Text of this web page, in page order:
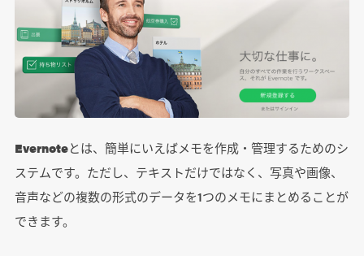
Evernoteとは、簡単にいえばメモを作成・管理するためのシ
ステムです。ただし、テキストだけではなく、写真や画像、
音声などの複数の形式のデータを1つのメモにまとめることが
できます。